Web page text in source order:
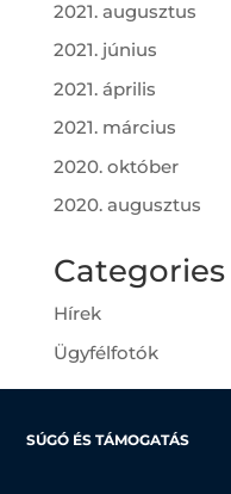
2021. augusztus
2021. június
2021. április
2021. március
2020. október
2020. augusztus
Categories
Hírek
Ügyfélfotók
SÚGÓ ÉS TÁMOGATÁS